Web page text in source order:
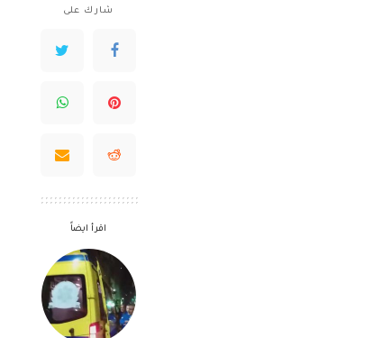
شارك على
اقرأ ايضاً